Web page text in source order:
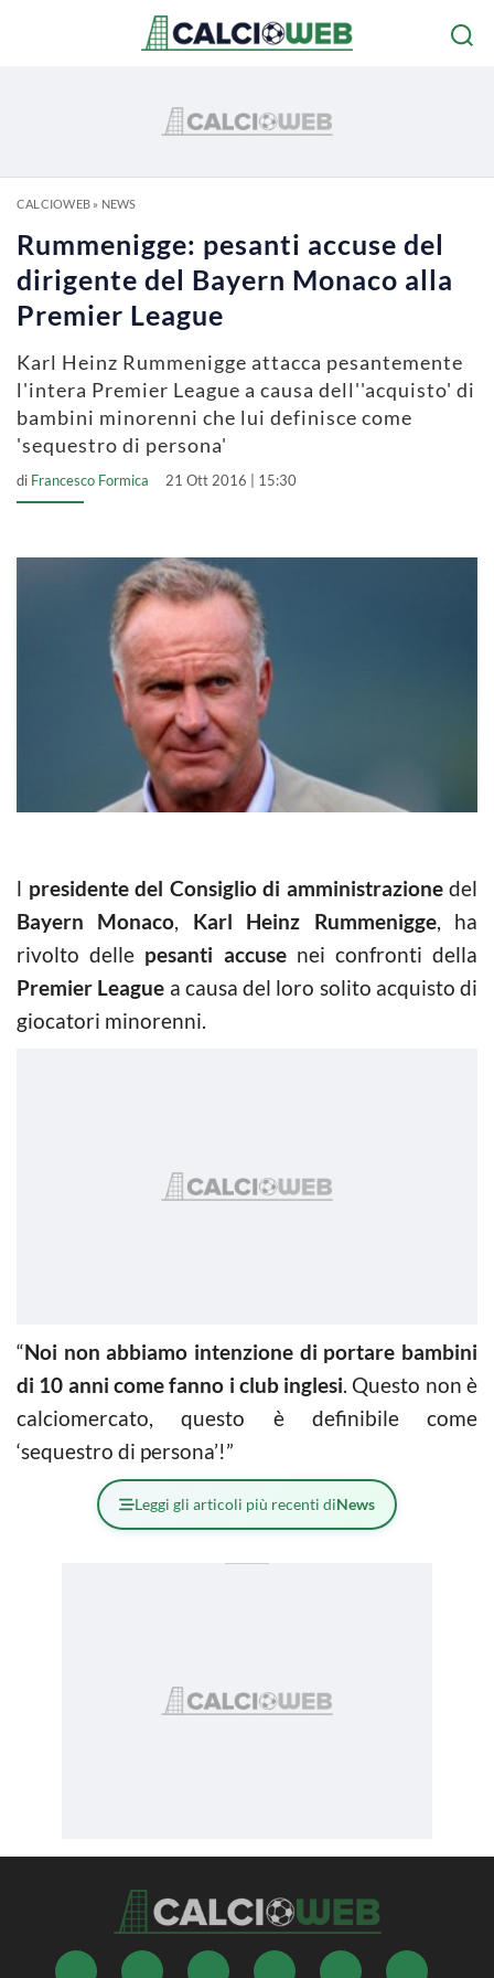
CALCIOWEB» NEWS
Rummenigge: pesanti accuse del
dirigente del Bayern Monaco alla
Premier League
Karl Heinz Rummenigge attacca pesantemente
l'intera Premier League a causa dell''acquisto' di
bambini minorenni che lui definisce come
'sequestro di persona'
di Francesco Formica 21 Ott 2016 | 15:30
l presidente del Consiglio di amministrazionedel
Bayern Monaco, Karl Heinz Rummenigge, ha
rivolto delle pesanti accusenei confronti della
Premier League a causa del loro solito acquisto di
giocatori minorenni.
“Noi non abbiamo intenzione di portare bambini
di 10 anni come fanno i club inglesi. Questo non è
calciomercato, questo è definibile come
‘sequestro di persona’!”
Leggi gli articoli più recenti diNews